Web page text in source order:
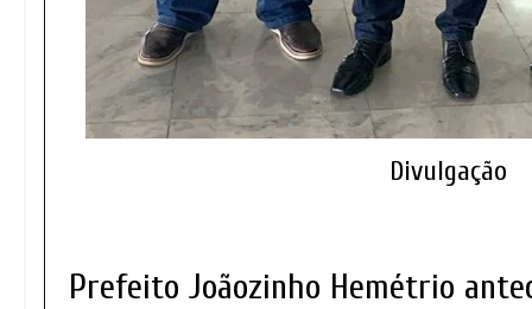
Divulgação
Prefeito Joãozinho Hemétrio